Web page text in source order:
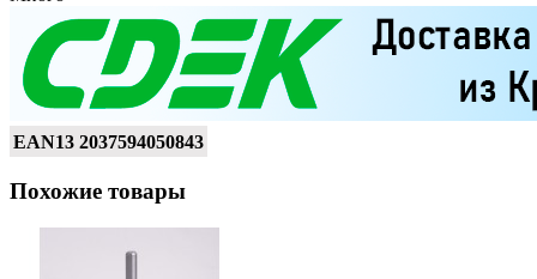
EAN13 2037594050843
Похожие товары